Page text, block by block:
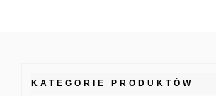
KATEGORIE PRODUKTÓW